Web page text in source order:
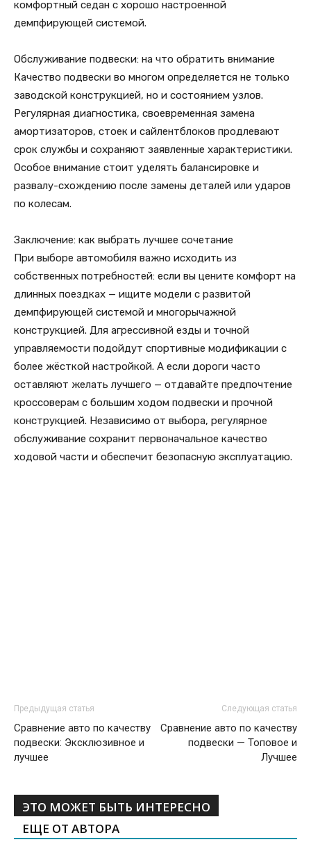
комфортный седан с хорошо настроенной
демпфирующей системой.
Обслуживание подвески: на что обратить внимание
Качество подвески во многом определяется не только
заводской конструкцией, но и состоянием узлов.
Регулярная диагностика, своевременная замена
амортизаторов, стоек и сайлентблоков продлевают
срок службы и сохраняют заявленные характеристики.
Особое внимание стоит уделять балансировке и
развалу-схождению после замены деталей или ударов
по колесам.
Заключение: как выбрать лучшее сочетание
При выборе автомобиля важно исходить из
собственных потребностей: если вы цените комфорт на
длинных поездках — ищите модели с развитой
демпфирующей системой и многорычажной
конструкцией. Для агрессивной езды и точной
управляемости подойдут спортивные модификации с
более жёсткой настройкой. А если дороги часто
оставляют желать лучшего — отдавайте предпочтение
кроссоверам с большим ходом подвески и прочной
конструкцией. Независимо от выбора, регулярное
обслуживание сохранит первоначальное качество
ходовой части и обеспечит безопасную эксплуатацию.
Предыдущая статья
Сравнение авто по качеству
подвески: Эксклюзивное и
лучшее
Следующая статья
Сравнение авто по качеству
подвески — Топовое и
Лучшее
ЭТО МОЖЕТ БЫТЬ ИНТЕРЕСНО
ЕЩЕ ОТ АВТОРА